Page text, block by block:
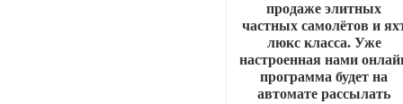
продаже элитных
частных самолётов и
люкс класса. Уже
настроенная нами
программа будет на
автомате рассылать